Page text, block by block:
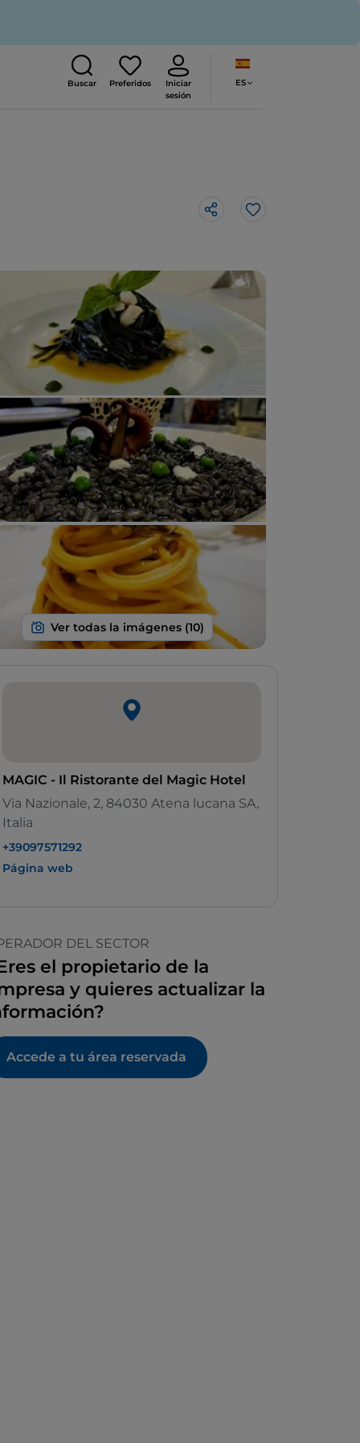
Buscar Preferidos
Iniciar
sesión
ES
Me gusta
MAGIC - Il Ristorante del Magic Hotel
Via Nazionale, 2, 84030 Atena lucana SA,
Italia
+39097571292
Página web
DEL SECTOR
el propietario de la
y quieres actualizar la
Accede a tu área reservada